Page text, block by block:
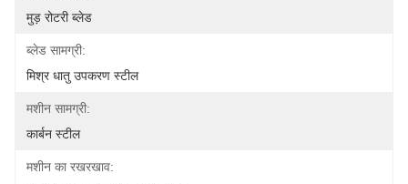
मुड़ रोटरी ब्लेड
ब्लेड सामग्री:
मिश्र धातु उपकरण स्टील
मशीन सामग्री:
कार्बन स्टील
मशीन का रखरखाव: